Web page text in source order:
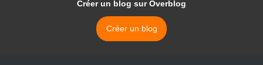
Créer un blog sur Overblog
Créer un blog